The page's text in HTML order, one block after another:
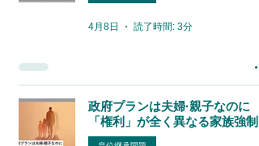
4月8日 読了時間: 3分
政府プランは夫婦·親子なのに
「権利」が全く異なる家族強制